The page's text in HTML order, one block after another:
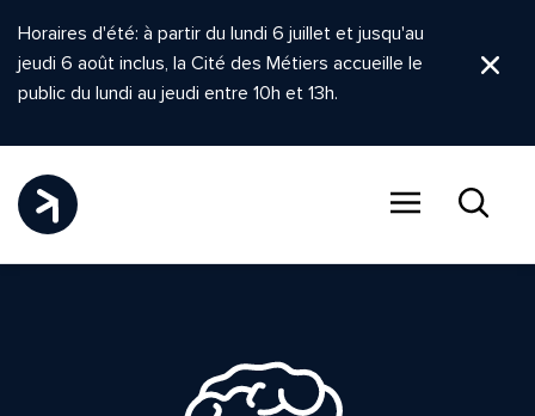
Horaires d'été: à partir du lundi 6 juillet et jusqu'au
jeudi 6 août inclus, la Cité des Métiers accueille le
public du lundi au jeudi entre 10h et 13h.